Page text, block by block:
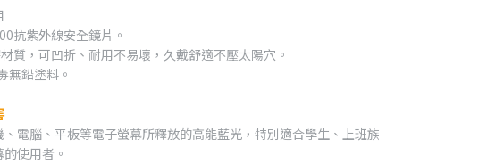
抗紫外線安全鏡片。
質，可凹折、耐用不易壞，久戴舒適不壓太陽穴。
無鉛塗料。
電腦、平板等電子螢幕所釋放的高能藍光，特別適合學生、上班族
使用者。